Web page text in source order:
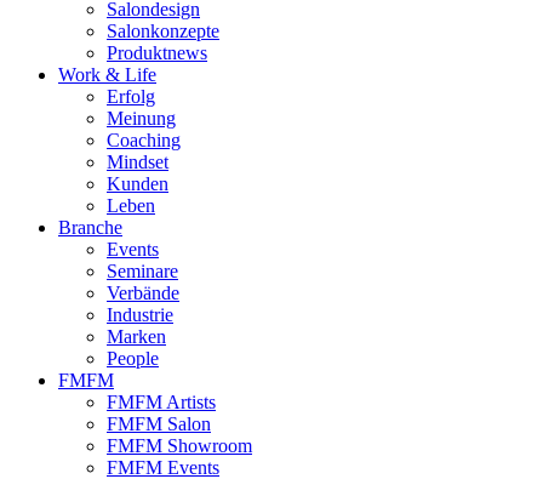
Salondesign
Salonkonzepte
Produktnews
Work & Life
Erfolg
Meinung
Coaching
Mindset
Kunden
Leben
Branche
Events
Seminare
Verbände
Industrie
Marken
People
FMFM
FMFM Artists
FMFM Salon
FMFM Showroom
FMFM Events